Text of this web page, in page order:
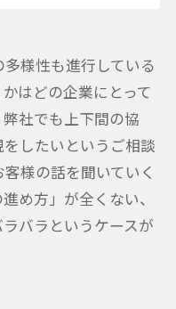
様性も進行している
はどの企業にとって
社でも上下間の協
したいというご相談
様の話を聞いていく
め方」が全くない、
バラというケースが